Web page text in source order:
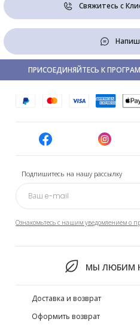
Свяжитесь с
Подпишитесь на нашу рассылку
Ознакомьтесь с нашим уведомлением о
МЫ ЛЮБИМ
ПРИСОЕДИНЯЙТЕСЬ К
Доставка и возврат
Оформить возврат